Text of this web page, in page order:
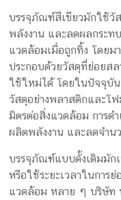
บรรจุภัณฑ์สีเขียวมักใช้วั
พลังงาน และลดผลกระท
แวดล้อมเมื่อถูกทิ้ง โดย
ประกอบด้วยวัสดุที่ย่อยส
ใช้ใหม่ได้ โดยในปัจจุบั
วัสดุอย่างพลาสติกและโฟ
มิตรต่อสิ่งแวดล้อม การด
ผลิตพลังงาน และลดจำน
บรรจุภัณฑ์แบบดั้งเดิมมัก
หรือใช้ระยะเวลาในการ
แวดล้อม หลาย ๆ บริษัท